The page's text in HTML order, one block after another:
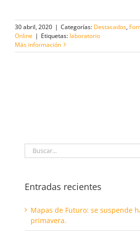
30 abril, 2020 | Categorías: Destacados,
Online | Etiquetas: laboratorio
Más información
Buscar:
Entradas recientes
Mapas de Futuro: se suspende
primavera.